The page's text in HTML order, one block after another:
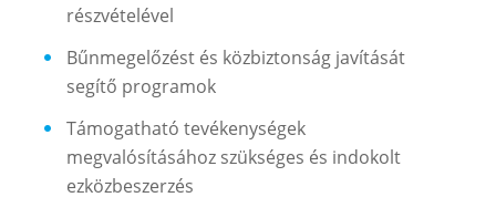
részvételével
Bűnmegelőzést és közbiztonság javítását
segítő programok
Támogatható tevékenységek
megvalósításához szükséges és indokolt
ezközbeszerzés